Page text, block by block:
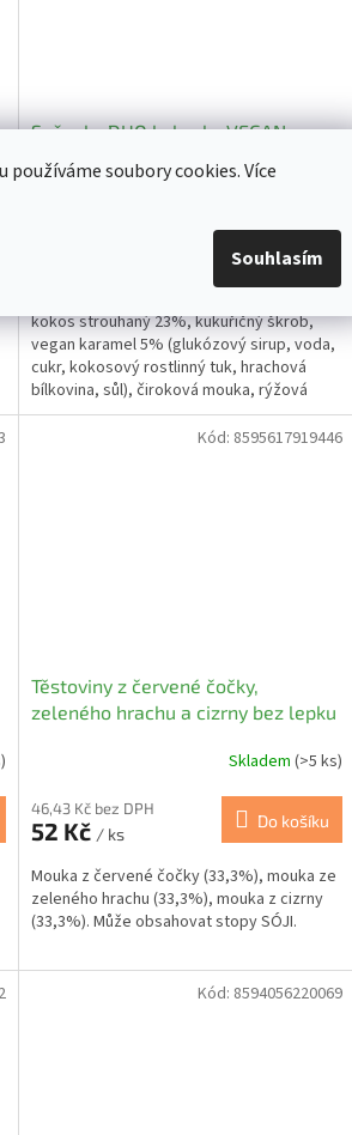
soubory cookies. Více
Souhlasím
Sušenky DUO kokosky VEGAN
karamelové bez lepku, vajec a
mléka - Natural 150g
Do košíku
kokos strouhaný 23%, kukuřičný škrob,
vegan karamel 5% (glukózový sirup, voda,
cukr, kokosový rostlinný tuk, hrachová
bílkovina, sůl), čiroková mouka, rýžová
krupička,...
Těstoviny z červené čočky,
zeleného hrachu a cizrny bez lepku
Skladem (>5 ks)
46,43 Kč bez DPH
52 Kč / ks
Do košíku
Mouka z červené čočky (33,3%), mouka ze
zeleného hrachu (33,3%), mouka z cizrny
(33,3%). Může obsahovat stopy SÓJI.
Kód: 8595617919446
Kód: 8594056220069